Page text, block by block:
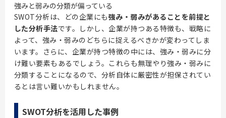
強みと弱みの分類が偏っている
SWOT分析は、どの企業にも強み・弱みがあることを前提と
した分析手法です。しかし、企業が持つある特徴も、戦略に
よって、強み・弱みのどちらに捉えるべきかが変わってしま
います。さらに、企業が持つ特徴の中には、強み・弱みに分
け難い要素もあるでしょう。これらも無理やり強み・弱みに
分類することになるので、分析自体に厳密性が担保されてい
るとは言い難いかもしれません。
SWOT分析を活用した事例